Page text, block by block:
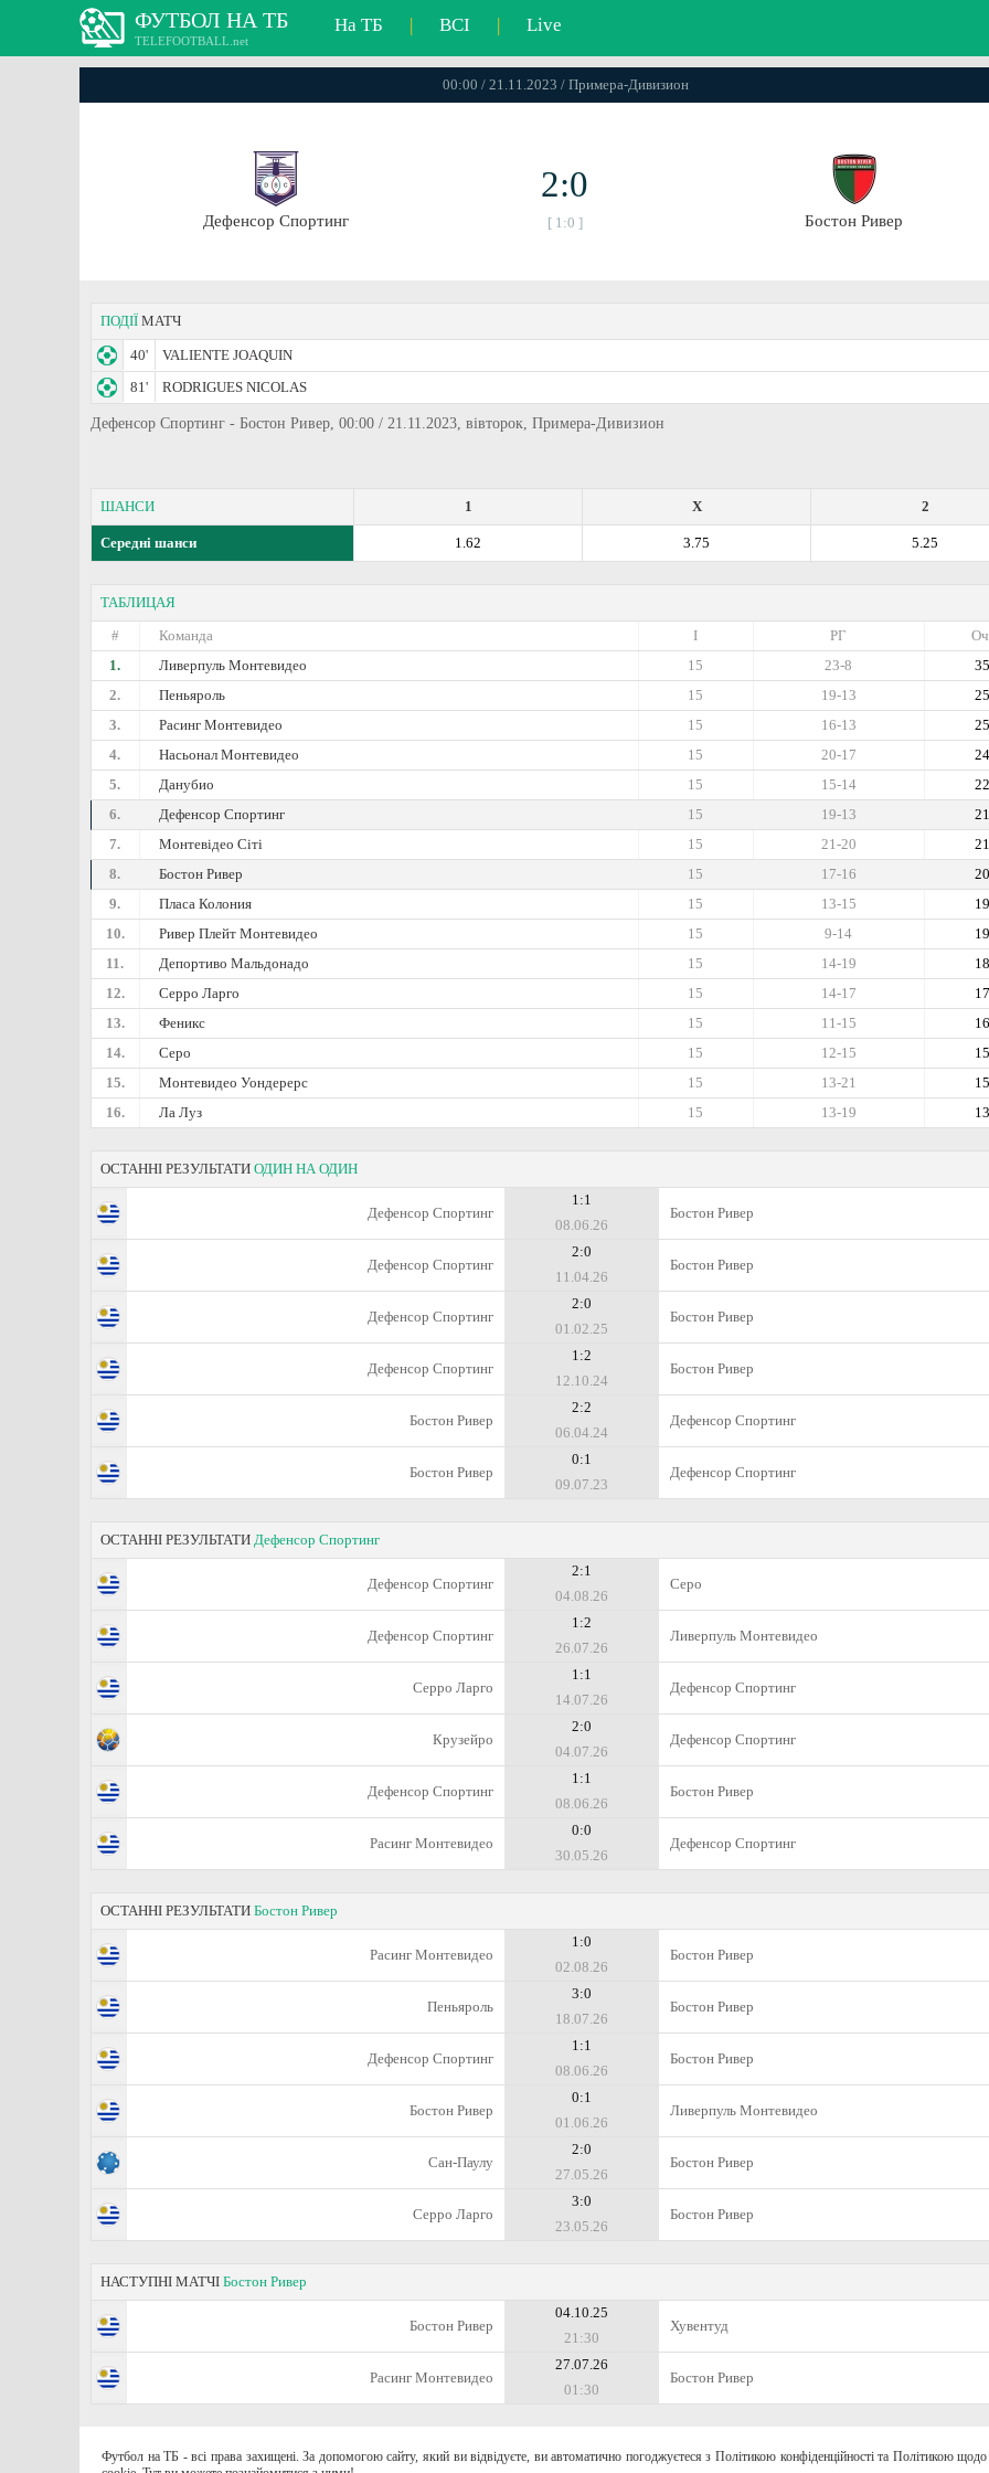
ФУТБОЛ НА ТБ
TELEFOOTBALL.net
На ТБ | ВСІ | Live
00:00 / 21.11.2023 / Примера-Дивизион
Дефенсор Спортинг
2:0
[ 1:0 ] Бостон Ривер
ПОДІЇ МАТЧ
40'
VALIENTE JOAQUIN
81'
RODRIGUES NICOLAS
Дефенсор Спортинг - Бостон Ривер, 00:00 / 21.11.2023, вівторок, Примера-Дивизион
ШАНСИ 2
X
1
Середні шанси 5.25
3.75
1.62
ТАБЛИЦАЯ
#
Команда РГ
I
1.
Ливерпуль Монтевидео 35
23-8
15
2.
Пеньяроль 25
19-13
15
3.
Расинг Монтевидео 25
16-13
15
4.
Насьонал Монтевидео 24
20-17
15
5.
Данубио 22
15-14
15
6.
Дефенсор Спортинг 21
19-13
15
7.
Монтевідео Сіті 21
21-20
15
8.
Бостон Ривер 20
17-16
15
9.
Пласа Колония 19
13-15
15
10.
Ривер Плейт Монтевидео 19
9-14
15
11.
Депортиво Мальдонадо 18
14-19
15
12.
Серро Ларго 17
14-17
15
13.
Феникс 16
11-15
15
14.
Серо 15
12-15
15
15.
Монтевидео Уондерерс 15
13-21
15
16.
Ла Луз 13
13-19
15
ОСТАННІ РЕЗУЛЬТАТИ ОДИН НА ОДИН
Дефенсор Спортинг
1:1
08.06.26
Бостон Ривер
Дефенсор Спортинг
2:0
11.04.26
Бостон Ривер
Дефенсор Спортинг
2:0
01.02.25
Бостон Ривер
Дефенсор Спортинг
1:2
12.10.24
Бостон Ривер
Бостон Ривер
2:2
06.04.24
Дефенсор Спортинг
Бостон Ривер
0:1
09.07.23
Дефенсор Спортинг
ОСТАННІ РЕЗУЛЬТАТИ Дефенсор Спортинг
Дефенсор Спортинг
2:1
04.08.26
Серо
Дефенсор Спортинг
1:2
26.07.26
Ливерпуль Монтевидео
Серро Ларго
1:1
14.07.26
Дефенсор Спортинг
Крузейро
2:0
04.07.26
Дефенсор Спортинг
Дефенсор Спортинг
1:1
08.06.26
Бостон Ривер
Расинг Монтевидео
0:0
30.05.26
Дефенсор Спортинг
ОСТАННІ РЕЗУЛЬТАТИ Бостон Ривер
Расинг Монтевидео
1:0
02.08.26
Бостон Ривер
Пеньяроль
3:0
18.07.26
Бостон Ривер
Дефенсор Спортинг
1:1
08.06.26
Бостон Ривер
Бостон Ривер
0:1
01.06.26
Ливерпуль Монтевидео
Сан-Паулу
2:0
27.05.26
Бостон Ривер
Серро Ларго
3:0
23.05.26
Бостон Ривер
НАСТУПНІ МАТЧІ Бостон Ривер
Бостон Ривер
04.10.25
21:30
Хувентуд
Расинг Монтевидео
27.07.26
01:30
Бостон Ривер
Футбол на ТБ - всі права захищені. За допомогою сайту, який ви відвідуєте, ви автоматично погоджуєтеся з Політикою конфіденційності та Політикою